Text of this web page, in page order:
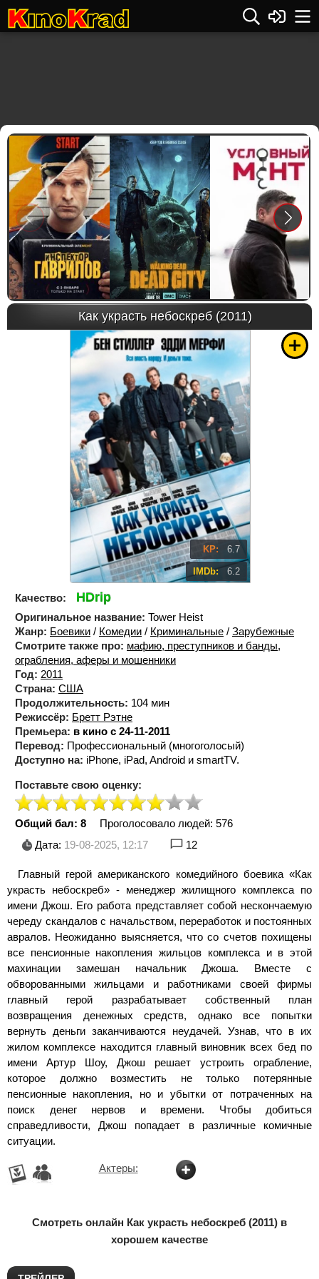
Как украсть небоскреб (2011)
KP: 6.7
IMDb: 6.2
Качество: HDrip
Оригинальное название: Tower Heist
Жанр: Боевики / Комедии / Криминальные / Зарубежные
Смотрите также про: мафию, преступников и банды,
ограбления, аферы и мошенники
Год: 2011
Страна: США
Продолжительность: 104 мин
Режиссёр: Бретт Рэтне
Премьера: в кино с 24-11-2011
Перевод: Профессиональный (многоголосый)
Доступно на: iPhone, iPad, Android и smartTV.
Поставьте свою оценку:
Общий бал: 8 Проголосовало людей: 576
Дата: 19-08-2025, 12:17 12
Главный герой американского комедийного боевика «Как
украсть небоскреб» - менеджер жилищного комплекса по
имени Джош. Его работа представляет собой нескончаемую
череду скандалов с начальством, переработок и постоянных
авралов. Неожиданно выясняется, что со счетов похищены
все пенсионные накопления жильцов комплекса и в этой
махинации замешан начальник Джоша. Вместе с
обворованными жильцами и работниками своей фирмы
главный герой разрабатывает собственный план
возвращения денежных средств, однако все попытки
вернуть деньги заканчиваются неудачей. Узнав, что в их
жилом комплексе находится главный виновник всех бед по
имени Артур Шоу, Джош решает устроить ограбление,
которое должно возместить не только потерянные
пенсионные накопления, но и убытки от потраченных на
поиск денег нервов и времени. Чтобы добиться
справедливости, Джош попадает в различные комичные
ситуации.
Актеры:
Смотреть онлайн Как украсть небоскреб (2011) в
хорошем качестве
Previous Next